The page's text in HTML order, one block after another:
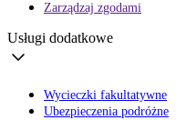
Zarządzaj zgodami
Usługi dodatkowe
Wycieczki fakultatywne
Ubezpieczenia podróżne